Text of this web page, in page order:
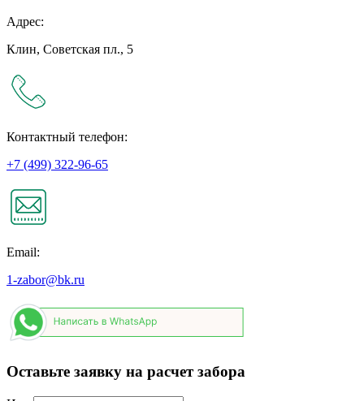
Адрес:
Клин, Советская пл., 5
Контактный телефон:
+7 (499) 322-96-65
Email:
1-zabor@bk.ru
Оставьте заявку на расчет забора